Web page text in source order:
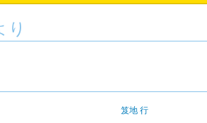
り
笈地 行